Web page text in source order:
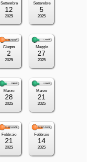
Settembre
12
2025
Settembre
5
2025
Giugno
2
2025
Maggio
27
2025
Marzo
28
2025
Marzo
21
2025
Febbraio
21
2025
Febbraio
14
2025